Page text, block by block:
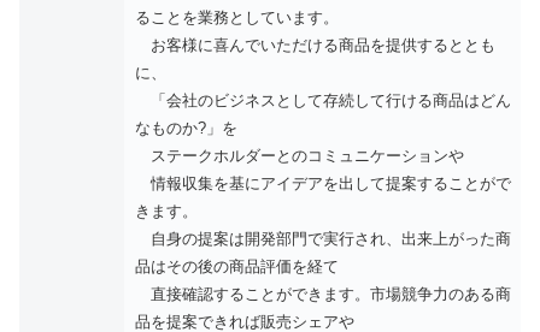
ることを業務としています。
お客様に喜んでいただける商品を提供するととも
に、
「会社のビジネスとして存続して行ける商品はどん
なものか?」を
ステークホルダーとのコミュニケーションや
情報収集を基にアイデアを出して提案することがで
きます。
自身の提案は開発部門で実行され、出来上がった商
品はその後の商品評価を経て
直接確認することができます。市場競争力のある商
品を提案できれば販売シェアや